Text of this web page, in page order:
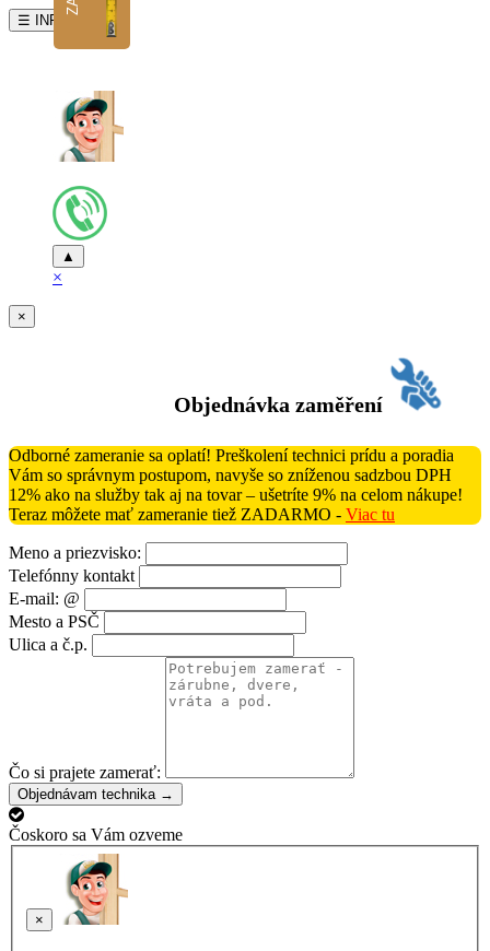
☰ INFO
▲
×
×
Objednávka zaměření
Odborné zameranie sa oplatí! Preškolení technici prídu a poradia
Vám so správnym postupom, navyše so zníženou sadzbou DPH
12% ako na služby tak aj na tovar – ušetríte 9% na celom nákupe!
Teraz môžete mať zameranie tiež ZADARMO - Viac tu
Meno a priezvisko:
Telefónny kontakt
E-mail: @
Mesto a PSČ
Ulica a č.p.
Čo si prajete zamerať:
Objednávam technika →
Čoskoro sa Vám ozveme
×